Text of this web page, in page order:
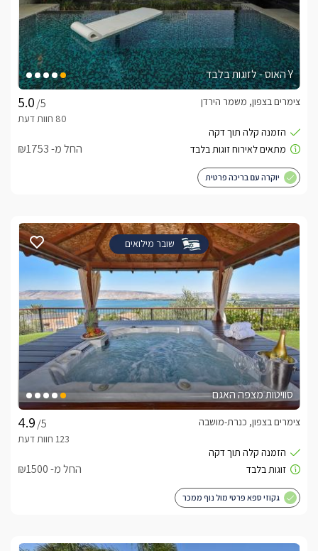
Y האוס - לזוגות בלבד
/5
צימרים בצפון, משמר הירדן
החל מ- ₪1753
יוקרה עם בריכה פרטית
שובר מילואים
סוויטות מצפה האגם
/5
צימרים בצפון, כנרת-מושבה
החל מ- ₪1500
גקוזי ספא פרטי מול נוף ממכר